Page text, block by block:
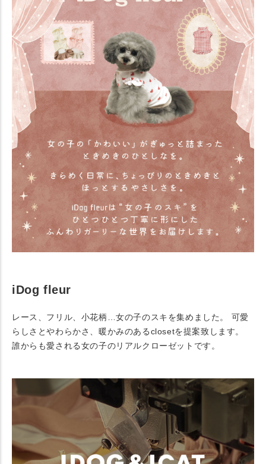
iDog fleur
レース、フリル、小花柄…女の子のスキを集めました。 可愛
らしさとやわらかさ、暖かみのあるclosetを提案致します。
誰からも愛される女の子のリアルクローゼットです。